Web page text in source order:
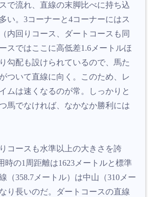
で流れ、直線の末脚比べに持ち込
い。3コーナーと4コーナーにはス
内回りコース、ダートコースも同
スではここに高低差1.6メートルほ
勾配も設けられているので、馬た
ついて直線に向く。このため、レ
ムは速くなるのが常。しっかりと
馬でなければ、なかなか勝利には
コースも水準以上の大きさを誇
時の1周距離は1623メートルと標準
（358.7メートル）は中山（310メー
り長いのだ。ダートコースの直線